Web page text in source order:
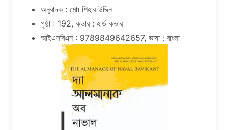
অনুবাদক : মোঃ শিহাব উদ্দিন
পৃষ্ঠা : 192, কভার : হার্ড কভার
আইএসবিএন : 9789849642657, ভাষা : বাংলা